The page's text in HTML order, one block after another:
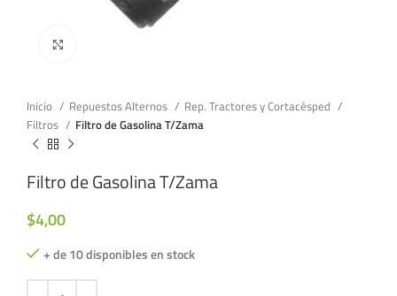
Inicio Repuestos Alternos
Rep. Tractores y Cortacésped
Filtros
Filtro de Gasolina T/Zama
Filtro de Gasolina T/Zama
$4,00
+ de 10 disponibles en stock